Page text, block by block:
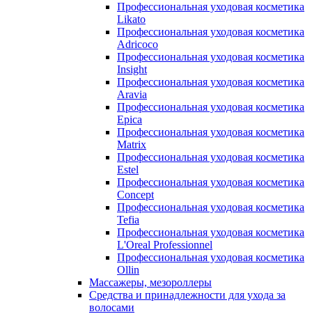
Профессиональная уходовая косметика
Likato
Профессиональная уходовая косметика
Adricoco
Профессиональная уходовая косметика
Insight
Профессиональная уходовая косметика
Aravia
Профессиональная уходовая косметика
Epica
Профессиональная уходовая косметика
Matrix
Профессиональная уходовая косметика
Estel
Профессиональная уходовая косметика
Concept
Профессиональная уходовая косметика
Tefia
Профессиональная уходовая косметика
L'Oreal Professionnel
Профессиональная уходовая косметика
Ollin
Массажеры, мезороллеры
Средства и принадлежности для ухода за
волосами